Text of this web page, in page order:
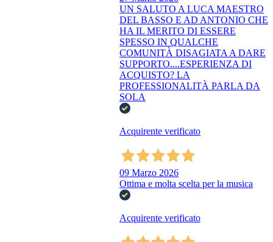
UN SALUTO A LUCA MAESTRO
DEL BASSO E AD ANTONIO CHE
HA IL MERITO DI ESSERE
SPESSO IN QUALCHE
COMUNITÀ DISAGIATA A DARE
SUPPORTO....ESPERIENZA DI
ACQUISTO? LA
PROFESSIONALITÀ PARLA DA
SOLA
Acquirente verificato
09 Marzo 2026
Ottima e molta scelta per la musica
Acquirente verificato